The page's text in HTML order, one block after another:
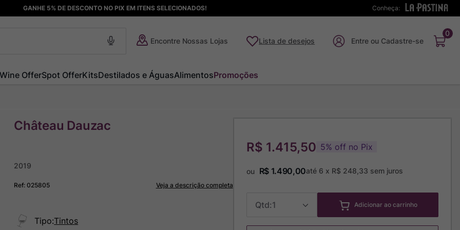
Conheça:
GANHE 5% DE DESCONTO NO PIX EM ITENS SELECIONADOS!
Encontre Nossas Lojas Lista de desejos
0
Wine OfferSpot OfferKitsDestilados e ÁguasAlimentosPromoções
Château Dauzac
2019
Ref:025805 Veja a descrição completa
Tipo:Tintos
R$ 1.415,50 5% off no Pix
ou R$ 1.490,00até 6 x R$ 248,33 sem juros
1 Adicionar ao carrinho